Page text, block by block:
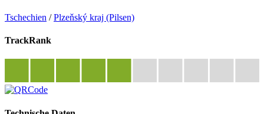
Tschechien /Plzeňský kraj (Pilsen)
TrackRank